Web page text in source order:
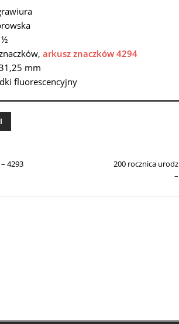
arkusz znaczków 4294
mm
fluorescencyjny
4293
200 rocznica